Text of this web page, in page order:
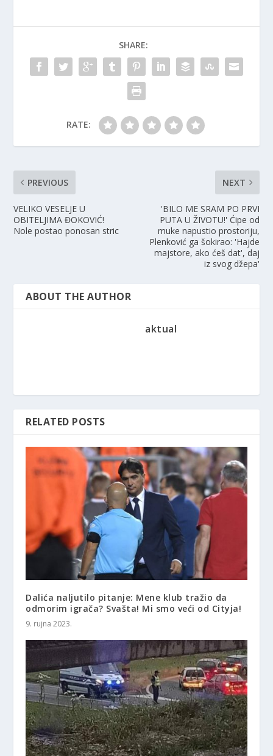
SHARE:
RATE:
PREVIOUS
VELIKO VESELJE U
OBITELJIMA ĐOKOVIĆ!
Nole postao ponosan stric
NEXT
'BILO ME SRAM PO PRVI
PUTA U ŽIVOTU!' Ćipe od
muke napustio prostoriju,
Plenković ga šokirao: 'Hajde
majstore, ako ćeš dat', daj
iz svog džepa'
ABOUT THE AUTHOR
aktual
RELATED POSTS
Dalića naljutilo pitanje: Mene klub tražio da
odmorim igrača? Svašta! Mi smo veći od Cityja!
9. rujna 2023.